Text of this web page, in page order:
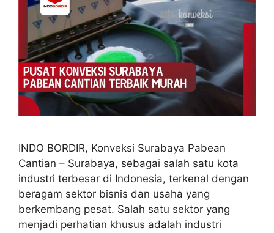
INDO BORDIR, Konveksi Surabaya Pabean
Cantian – Surabaya, sebagai salah satu kota
industri terbesar di Indonesia, terkenal dengan
beragam sektor bisnis dan usaha yang
berkembang pesat. Salah satu sektor yang
menjadi perhatian khusus adalah industri